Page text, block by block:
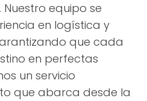
equipo se
en logística y
que cada
en perfectas
un servicio
que abarca desde la